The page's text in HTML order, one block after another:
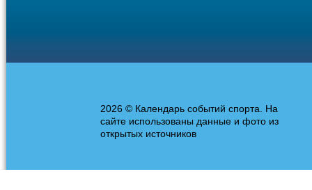
2026 © Календарь событий спорта. На
сайте использованы данные и фото из
открытых источников